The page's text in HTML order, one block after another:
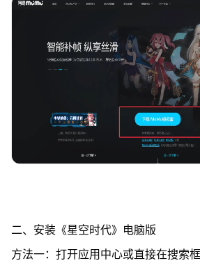
二、安装《星空时代》电脑版
方法一：打开应用中心或直接在搜索